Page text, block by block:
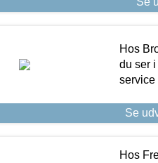
Hos
du ser
service
Se
Hos